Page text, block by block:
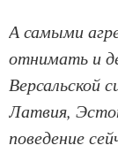
А самыми
отнимать и
Версальской
Латвия,
поведение